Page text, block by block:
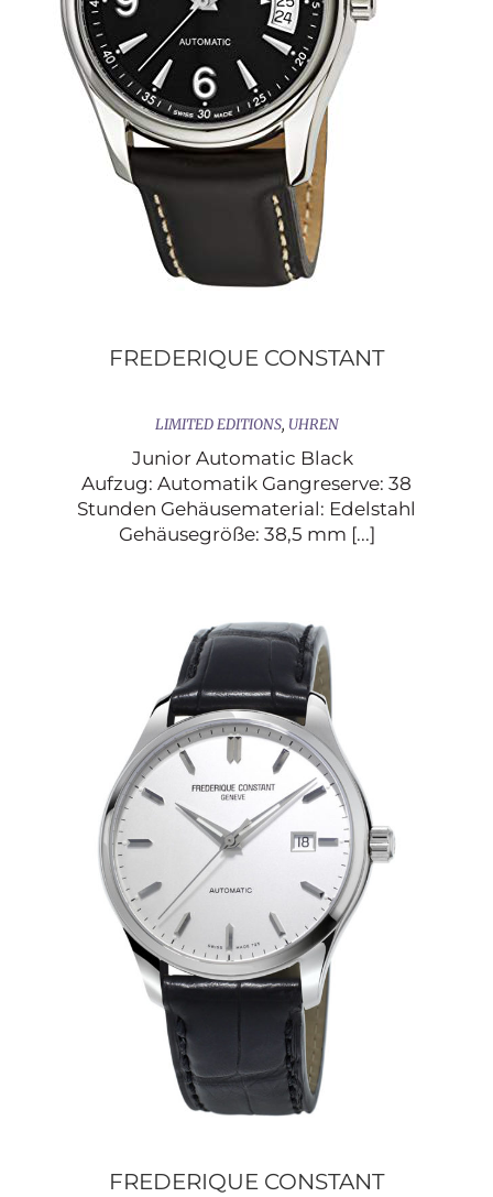
FREDERIQUE CONSTANT
LIMITED EDITIONS, UHREN
Junior Automatic Black
Aufzug: Automatik Gangreserve: 38
Stunden Gehäusematerial: Edelstahl
Gehäusegröße: 38,5 mm [...]
FREDERIQUE CONSTANT